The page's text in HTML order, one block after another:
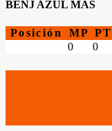
BENJ AZUL MAS
Posición MP
0
0